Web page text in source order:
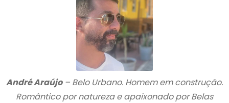
André Araújo– Belo Urbano. Homem em construção.
Romântico por natureza e apaixonado por Belas